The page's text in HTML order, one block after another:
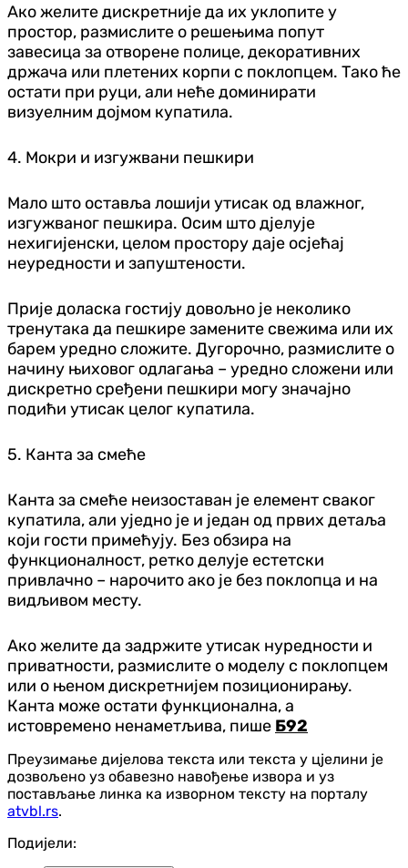
Ако желите дискретније да их уклопите у
простор, размислите о решењима попут
завесица за отворене полице, декоративних
држача или плетених корпи с поклопцем. Тако ће
остати при руци, али неће доминирати
визуелним дојмом купатила.
4. Мокри и изгужвани пешкири
Мало што оставља лошији утисак од влажног,
изгужваног пешкира. Осим што дјелује
нехигијенски, целом простору даје осјећај
неуредности и запуштености.
Прије доласка гостију довољно је неколико
тренутака да пешкире замените свежима или их
барем уредно сложите. Дугорочно, размислите о
начину њиховог одлагања – уредно сложени или
дискретно сређени пешкири могу значајно
подићи утисак целог купатила.
5. Канта за смеће
Канта за смеће неизоставан је елемент сваког
купатила, али уједно је и један од првих детаља
који гости примећују. Без обзира на
функционалност, ретко делује естетски
привлачно – нарочито ако је без поклопца и на
видљивом месту.
Ако желите да задржите утисак нуредности и
приватности, размислите о моделу с поклопцем
или о њеном дискретнијем позиционирању.
Канта може остати функционална, а
истовремено ненаметљива, пише Б92
Преузимање дијелова текста или текста у цјелини је
дозвољено уз обавезно навођење извора и уз
постављање линка ка изворном тексту на порталу
atvbl.rs.
Подијели: